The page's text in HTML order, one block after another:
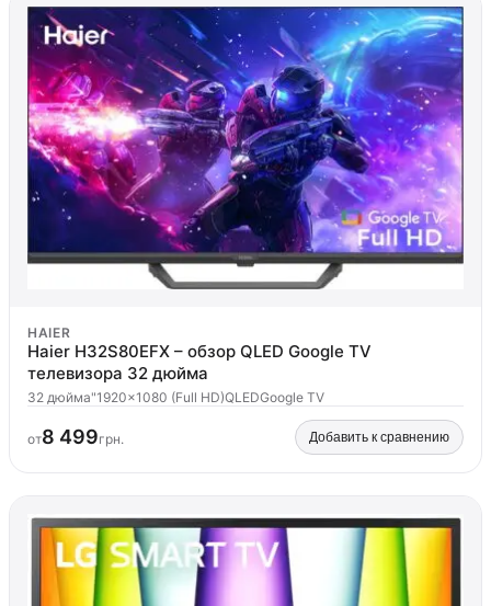
HAIER
Haier H32S80EFX – обзор QLED Google TV
телевизора 32 дюйма
32 дюйма"1920x1080 (Full HD)QLEDGoogle TV
от8 499грн. Добавить к сравнению